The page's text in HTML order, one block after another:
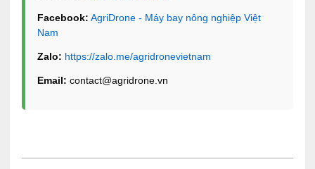
Facebook: AgriDrone - Máy bay nông nghiệp Việt
Nam
Zalo: https://zalo.me/agridronevietnam
Email: contact@agridrone.vn